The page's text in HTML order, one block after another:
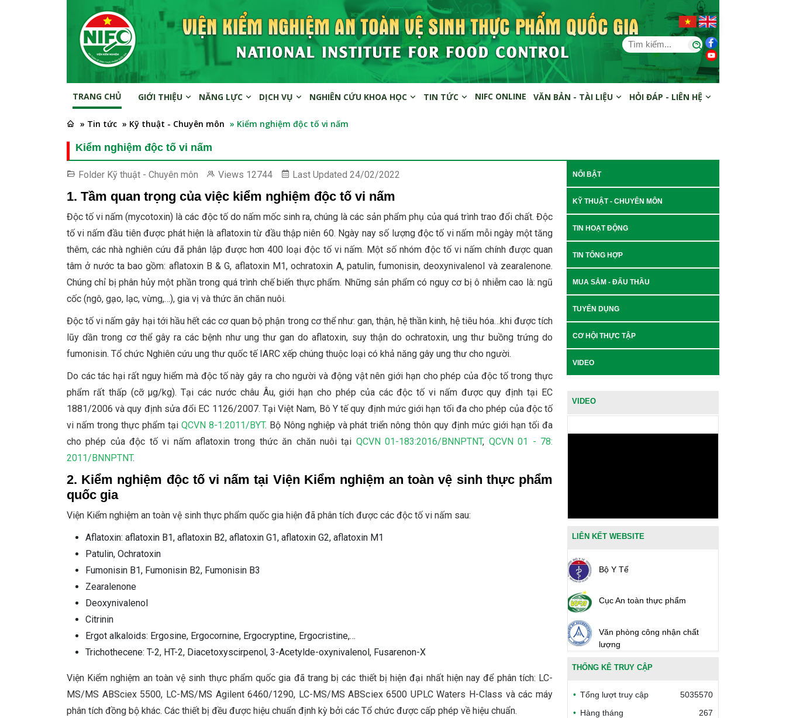
TRANG CHỦ GIỚI THIỆU NĂNG LỰC DỊCH VỤ NGHIÊN CỨU KHOA HỌC TIN TỨC NIFC ONLINE VĂN BẢN - TÀI LIỆU HỎI ĐÁP - LIÊN HỆ
» Tin tức » Kỹ thuật - Chuyên môn » Kiểm nghiệm độc tố vi nấm
Kiểm nghiệm độc tố vi nấm
Folder Kỹ thuật - Chuyên môn Views 12744 Last Updated 24/02/2022
1. Tầm quan trọng của việc kiểm nghiệm độc tố vi nấm
Độc tố vi nấm (mycotoxin) là các độc tố do nấm mốc sinh ra, chúng là các sản phẩm phụ của quá trình trao đổi chất. Độc
tố vi nấm đầu tiên được phát hiện là aflatoxin từ đầu thập niên 60. Ngày nay số lượng độc tố vi nấm mỗi ngày một tăng
thêm, các nhà nghiên cứu đã phân lập được hơn 400 loại độc tố vi nấm. Một số nhóm độc tố vi nấm chính được quan
tâm ở nước ta bao gồm: aflatoxin B & G, aflatoxin M1, ochratoxin A, patulin, fumonisin, deoxynivalenol và zearalenone.
Chúng chỉ bị phân hủy một phần trong quá trình chế biến thực phẩm. Những sản phẩm có nguy cơ bị ô nhiễm cao là: ngũ
cốc (ngô, gạo, lạc, vừng,…), gia vị và thức ăn chăn nuôi.
Độc tố vi nấm gây hại tới hầu hết các cơ quan bộ phận trong cơ thể như: gan, thận, hệ thần kinh, hệ tiêu hóa…khi được tích
lũy dần trong cơ thể gây ra các bệnh như ung thư gan do aflatoxin, suy thận do ochratoxin, ung thư buồng trứng do
fumonisin. Tổ chức Nghiên cứu ung thư quốc tế IARC xếp chúng thuộc loại có khả năng gây ung thư cho người.
Do các tác hại rất nguy hiểm mà độc tố này gây ra cho người và động vật nên giới hạn cho phép của độc tố trong thực
phẩm rất thấp (cỡ µg/kg). Tại các nước châu Âu, giới hạn cho phép của các độc tố vi nấm được quy định tại EC
1881/2006 và quy định sửa đổi EC 1126/2007. Tại Việt Nam, Bô Y tế quy định mức giới hạn tối đa cho phép của độc tố
vi nấm trong thực phẩm tại QCVN 8-1:2011/BYT. Bộ Nông nghiệp và phát triển nông thôn quy định mức giới hạn tối đa
cho phép của độc tố vi nấm aflatoxin trong thức ăn chăn nuôi tại QCVN 01-183:2016/BNNPTNT, QCVN 01 - 78:
2011/BNNPTNT.
2. Kiểm nghiệm độc tố vi nấm tại Viện Kiểm nghiệm an toàn vệ sinh thực phẩm
quốc gia
Viện Kiểm nghiệm an toàn vệ sinh thực phẩm quốc gia hiện đã phân tích được các độc tố vi nấm sau:
Aflatoxin: aflatoxin B1, aflatoxin B2, aflatoxin G1, aflatoxin G2, aflatoxin M1
Patulin, Ochratoxin
Fumonisin B1, Fumonisin B2, Fumonisin B3
Zearalenone
Deoxynivalenol
Citrinin
Ergot alkaloids: Ergosine, Ergocornine, Ergocryptine, Ergocristine,…
Trichothecene: T-2, HT-2, Diacetoxyscirpenol, 3-Acetylde-oxynivalenol, Fusarenon-X
Viện Kiểm nghiệm an toàn vệ sinh thực phẩm quốc gia đã trang bị các thiết bị hiện đại nhất hiện nay để phân tích: LC-
MS/MS ABSciex 5500, LC-MS/MS Agilent 6460/1290, LC-MS/MS ABSciex 6500 UPLC Waters H-Class và các máy
phân tích đồng bộ khác. Các thiết bị đều được hiệu chuẩn định kỳ bởi các Tổ chức được cấp phép về hiệu chuẩn.
NỔI BẬT
KỸ THUẬT - CHUYÊN MÔN
TIN HOẠT ĐỘNG
TIN TỔNG HỢP
MUA SẮM - ĐẤU THẦU
TUYỂN DỤNG
CƠ HỘI THỰC TẬP
VIDEO
VIDEO
LIÊN KẾT WEBSITE
Bộ Y Tế
Cục An toàn thực phẩm
Văn phòng công nhận chất
lượng
Bộ Công thương Việt Nam
Bộ Nông nghiệp và Môi trường
THỐNG KÊ TRUY CẬP
Tổng lượt truy cập
5035570
Hàng tháng
267